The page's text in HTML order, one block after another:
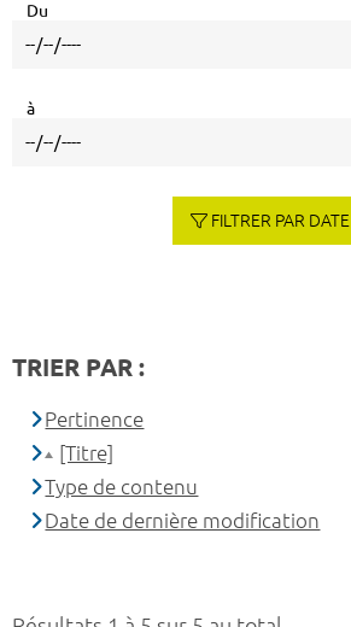
Du
à
FILTRER PAR DATE
TRIER PAR :
Pertinence
[Titre]
Type de contenu
Date de dernière modification